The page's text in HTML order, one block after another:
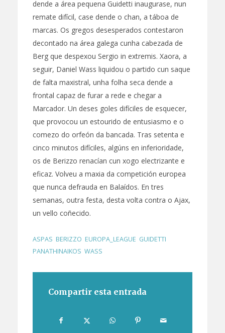
dende a área pequena Guidetti inaugurase, nun
remate difícil, case dende o chan, a táboa de
marcas. Os gregos desesperados contestaron
decontado na área galega cunha cabezada de
Berg que despexou Sergio in extremis. Xaora, a
seguir, Daniel Wass liquidou o partido cun saque
de falta maxistral, unha folha seca dende a
frontal capaz de furar a rede e chegar a
Marcador. Un deses goles difíciles de esquecer,
que provocou un estourido de entusiasmo e o
comezo do orfeón da bancada. Tras setenta e
cinco minutos difíciles, algúns en inferioridade,
os de Berizzo renacían cun xogo electrizante e
eficaz. Volveu a maxia da competición europea
que nunca defrauda en Balaídos. En tres
semanas, outra festa, desta volta contra o Ajax,
un vello coñecido.
ASPAS BERIZZO EUROPA_LEAGUE GUIDETTI
PANATHINAIKOS WASS
Compartir esta entrada